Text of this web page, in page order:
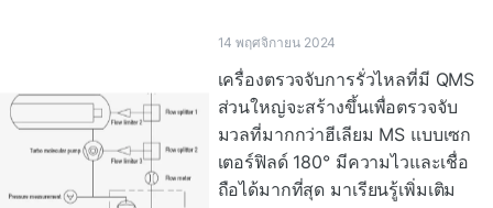
14 พฤศจิกายน 2024
เครื่องตรวจจับการรั่วไหลที่มี QMS
ส่วนใหญ่จะสร้างขึ้นเพื่อตรวจจับ
มวลที่มากกว่าฮีเลียม MS แบบเซก
เตอร์ฟิลด์ 180° มีความไวและเชื่อ
ถือได้มากที่สุด มาเรียนรู้เพิ่มเติม